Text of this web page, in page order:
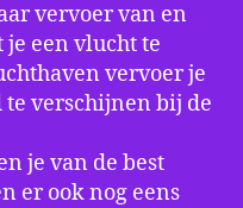
vervoer van en
een vlucht te
vervoer je
verschijnen bij de
je van de best
er ook nog eens